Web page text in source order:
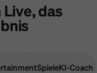
das
SpieleKI-Coach